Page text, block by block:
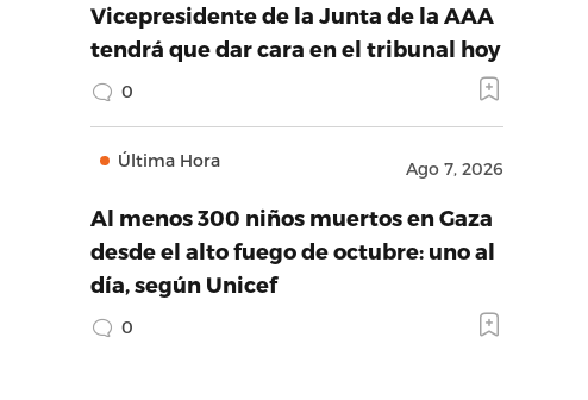
Vicepresidente de la Junta de la AAA
tendrá que dar cara en el tribunal hoy
0
Última Hora Ago 7, 2026
Al menos 300 niños muertos en Gaza
desde el alto fuego de octubre: uno al
día, según Unicef
0